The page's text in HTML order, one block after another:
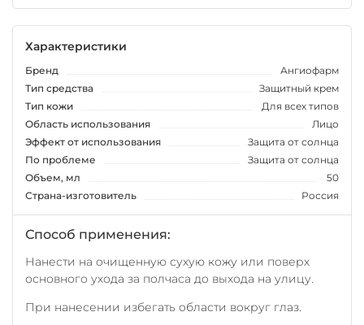
Характеристики
Бренд
Ангиофарм
Тип средства
Защитный крем
Тип кожи
Для всех типов
Область использования
Лицо
Эффект от использования
Защита от солнца
По проблеме
Защита от солнца
Объем, мл
50
Страна-изготовитель
Россия
Способ применения:
Нанести на очищенную сухую кожу или поверх
основного ухода за полчаса до выхода на улицу.
При нанесении избегать области вокруг глаз.